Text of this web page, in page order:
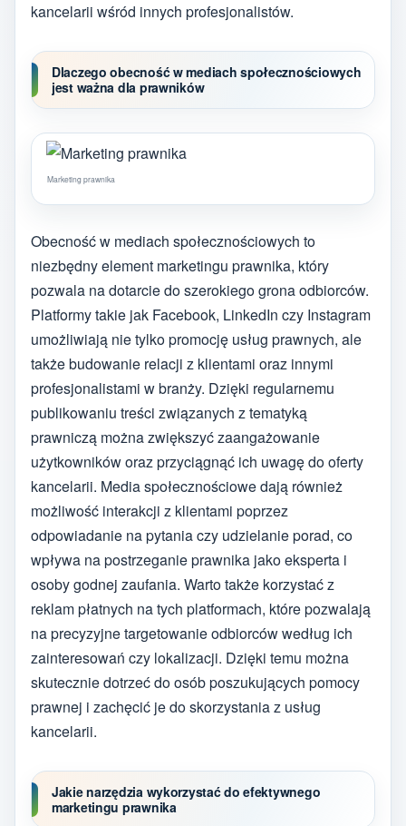
kancelarii wśród innych profesjonalistów.
Dlaczego obecność w mediach społecznościowych
jest ważna dla prawników
Marketing prawnika
Obecność w mediach społecznościowych to
niezbędny element marketingu prawnika, który
pozwala na dotarcie do szerokiego grona odbiorców.
Platformy takie jak Facebook, LinkedIn czy Instagram
umożliwiają nie tylko promocję usług prawnych, ale
także budowanie relacji z klientami oraz innymi
profesjonalistami w branży. Dzięki regularnemu
publikowaniu treści związanych z tematyką
prawniczą można zwiększyć zaangażowanie
użytkowników oraz przyciągnąć ich uwagę do oferty
kancelarii. Media społecznościowe dają również
możliwość interakcji z klientami poprzez
odpowiadanie na pytania czy udzielanie porad, co
wpływa na postrzeganie prawnika jako eksperta i
osoby godnej zaufania. Warto także korzystać z
reklam płatnych na tych platformach, które pozwalają
na precyzyjne targetowanie odbiorców według ich
zainteresowań czy lokalizacji. Dzięki temu można
skutecznie dotrzeć do osób poszukujących pomocy
prawnej i zachęcić je do skorzystania z usług
kancelarii.
Jakie narzędzia wykorzystać do efektywnego
marketingu prawnika